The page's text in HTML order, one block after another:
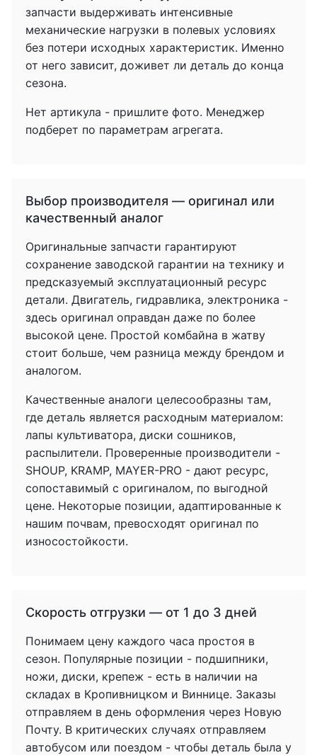
запчасти выдерживать интенсивные
механические нагрузки в полевых условиях
без потери исходных характеристик. Именно
от него зависит, доживет ли деталь до конца
сезона.
Нет артикула - пришлите фото. Менеджер
подберет по параметрам агрегата.
Выбор производителя — оригинал или
качественный аналог
Оригинальные запчасти гарантируют
сохранение заводской гарантии на технику и
предсказуемый эксплуатационный ресурс
детали. Двигатель, гидравлика, электроника -
здесь оригинал оправдан даже по более
высокой цене. Простой комбайна в жатву
стоит больше, чем разница между брендом и
аналогом.
Качественные аналоги целесообразны там,
где деталь является расходным материалом:
лапы культиватора, диски сошников,
распылители. Проверенные производители -
SHOUP, KRAMP, MAYER-PRO - дают ресурс,
сопоставимый с оригиналом, по выгодной
цене. Некоторые позиции, адаптированные к
нашим почвам, превосходят оригинал по
износостойкости.
Скорость отгрузки — от 1 до 3 дней
Понимаем цену каждого часа простоя в
сезон. Популярные позиции - подшипники,
ножи, диски, крепеж - есть в наличии на
складах в Кропивницком и Виннице. Заказы
отправляем в день оформления через Новую
Почту. В критических случаях отправляем
автобусом или поездом - чтобы деталь была у